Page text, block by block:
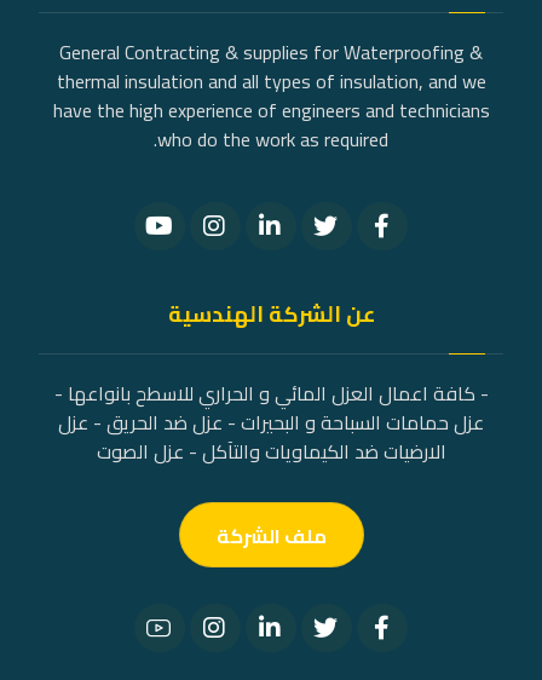
General Contracting & supplies for Waterproofing &
thermal insulation and all types of insulation, and we
have the high experience of engineers and technicians
who do the work as required.
عن الشركة الهندسية
- كافة اعمال العزل المائي و الحراري للاسطح بانواعها -
عزل حمامات السباحة و البحيرات - عزل ضد الحريق - عزل
الارضيات ضد الكيماويات والتآكل - عزل الصوت
ملف الشركة